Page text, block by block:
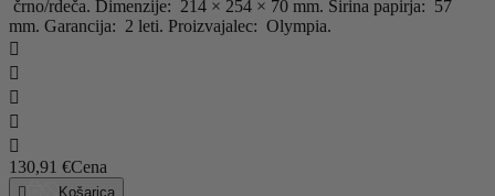
črno/rdeča. Dimenzije: 214 × 254 × 70 mm. Širina papirja: 57
mm. Garancija: 2 leti. Proizvajalec: Olympia.





130,91 €Cena
 Košarica